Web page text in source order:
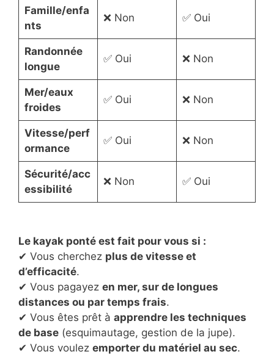
Famille/enfa
nts
❌ Non ✅ Oui
Randonnée
longue
✅ Oui ❌ Non
Mer/eaux
froides
✅ Oui ❌ Non
Vitesse/perf
ormance
✅ Oui ❌ Non
Sécurité/acc
essibilité
❌ Non ✅ Oui
Le kayak ponté est fait pour vous si :
✔ Vous cherchez plus de vitesse et
d’efficacité.
✔ Vous pagayez en mer, sur de longues
distances ou par temps frais.
✔ Vous êtes prêt à apprendre les techniques
de base (esquimautage, gestion de la jupe).
✔ Vous voulez emporter du matériel au sec.